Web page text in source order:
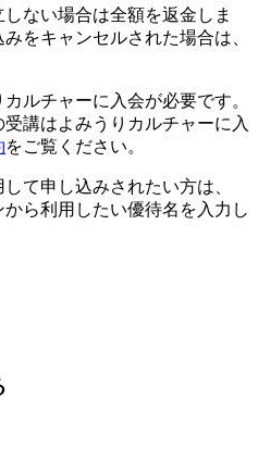
ない場合は全額を返金しま
をキャンセルされた場合は、
ルチャーに入会が必要です。
講はよみうりカルチャーに入
をご覧ください。
て申し込みされたい方は、
から利用したい優待名を入力し